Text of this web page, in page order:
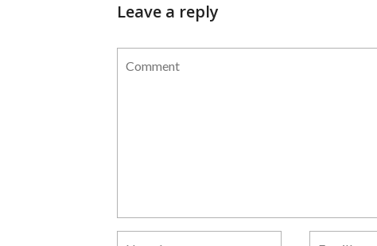
Leave a reply